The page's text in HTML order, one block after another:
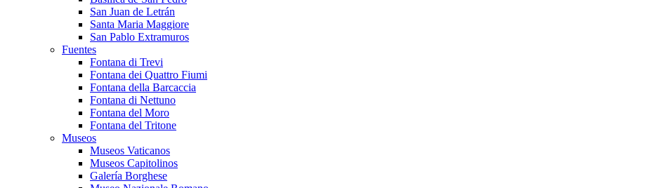
San Juan de Letrán
Santa Maria Maggiore
San Pablo Extramuros
Fuentes
Fontana di Trevi
Fontana dei Quattro Fiumi
Fontana della Barcaccia
Fontana di Nettuno
Fontana del Moro
Fontana del Tritone
Museos
Museos Vaticanos
Museos Capitolinos
Galería Borghese